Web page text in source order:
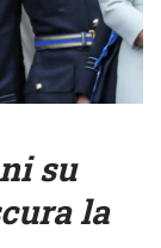
su
la